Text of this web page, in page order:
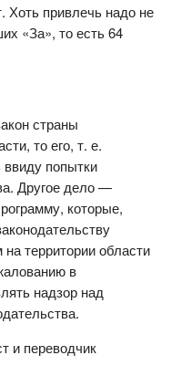
Хоть привлечь надо не
«За», то есть 64
страны
то его, т. е.
ввиду попытки
Другое дело —
которые,
территории области
в
надзор над
и переводчик